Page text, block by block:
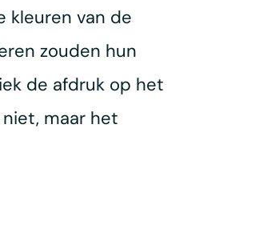
kleuren van de
zouden hun
de afdruk op het
maar het